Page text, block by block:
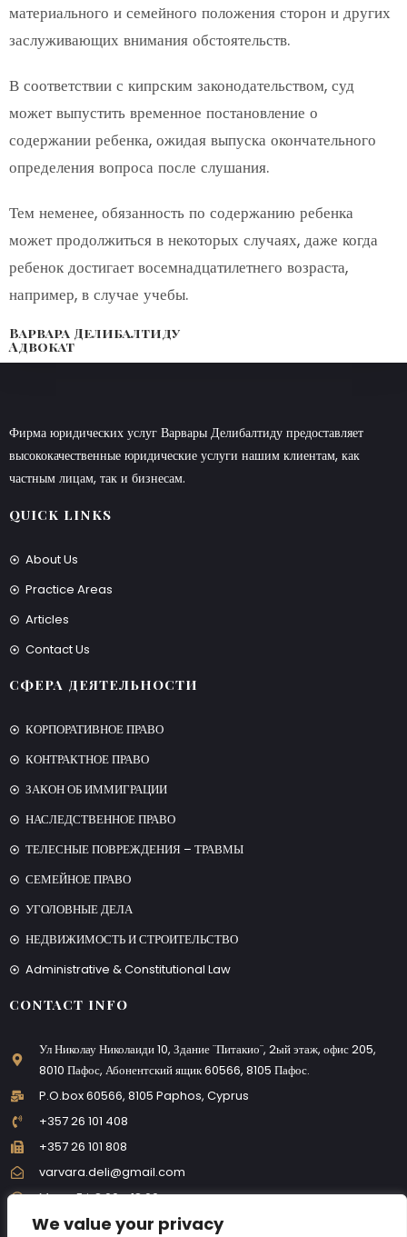
We value your privacy
материального и семейного положения сторон и других
заслуживающих внимания обстоятельств.
В соответствии с кипрским законодательством, суд
может выпустить временное постановление о
содержании ребенка, ожидая выпуска окончательного
определения вопроса после слушания.
Тем неменее, обязанность по содержанию ребенка
может продолжиться в некоторых случаях, даже когда
ребенок достигает восемнадцатилетнего возраста,
например, в случае учебы.
Варвара Делибалтиду
Адвокат
Фирма юридических услуг Варвары Делибалтиду предоставляет
высококачественные юридические услуги нашим клиентам, как
частным лицам, так и бизнесам.
QUICK LINKS
About Us
Practice Areas
Articles
Contact Us
СФЕРА ДЕЯТЕЛЬНОСТИ
КОРПОРАТИВНОЕ ПРАВО
КОНТРАКТНОЕ ПРАВО
ЗАКОН ОБ ИММИГРАЦИИ
НАСЛЕДСТВЕННОЕ ПРАВО
ТЕЛЕСНЫЕ ПОВРЕЖДЕНИЯ – ТРАВМЫ
СЕМЕЙНОЕ ПРАВО
УГОЛОВНЫЕ ДЕЛА
НЕДВИЖИМОСТЬ И СТРОИТЕЛЬСТВО
Administrative & Constitutional Law
CONTACT INFO
Ул Николау Николаиди 10, Здание ¨Питакио¨, 2ый этаж, офис 205,
8010 Пафос, Абонентский ящик 60566, 8105 Пафос.
P.O.box 60566, 8105 Paphos, Cyprus
+357 26 101 408
+357 26 101 808
varvara.deli@gmail.com
Mon - Fri: 8:00 - 18:00
FOLLOW US